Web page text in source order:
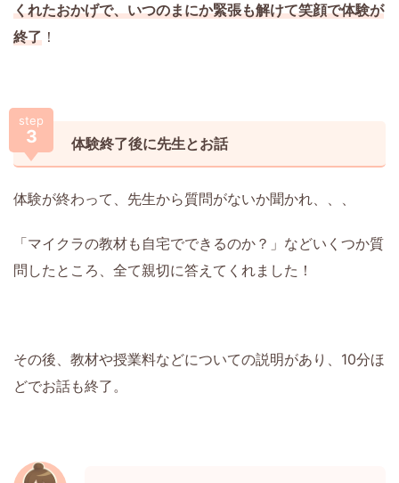
くれたおかげで、いつのまにか緊張も解けて笑顔で体験が
終了 ！
step
3 体験終了後に先生とお話
体験が終わって、先生から質問がないか聞かれ、、、
「マイクラの教材も自宅でできるのか？」などいくつか質
問したところ、全て親切に答えてくれました！
その後、教材や授業料などについての説明があり、10分ほ
どでお話も終了。